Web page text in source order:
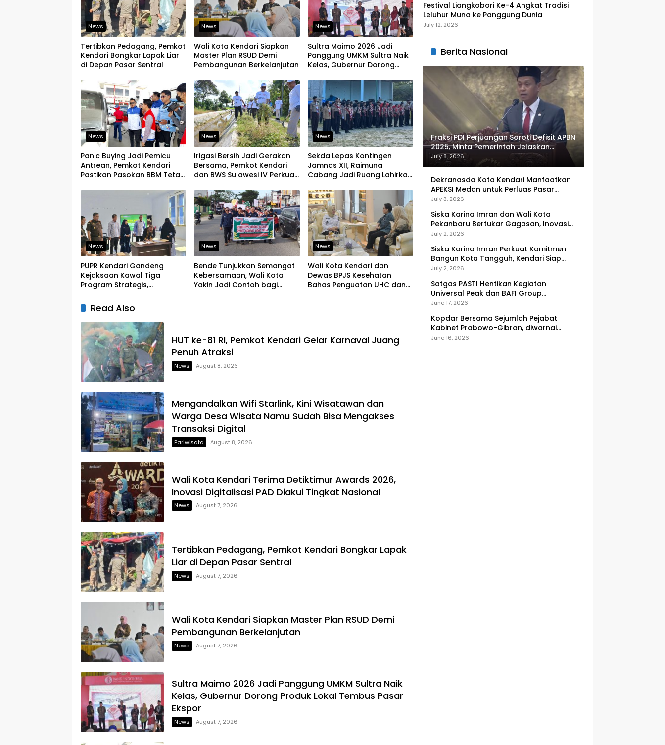
News
Tertibkan Pedagang, Pemkot
Kendari Bongkar Lapak Liar
di Depan Pasar Sentral
News
Wali Kota Kendari Siapkan
Master Plan RSUD Demi
Pembangunan Berkelanjutan
News
Sultra Maimo 2026 Jadi
Panggung UMKM Sultra Naik
Kelas, Gubernur Dorong
Ekspor
News
Panic Buying Jadi Pemicu
Antrean, Pemkot Kendari
Pastikan Pasokan BBM Tetap
News
Irigasi Bersih Jadi Gerakan
Bersama, Pemkot Kendari
dan BWS Sulawesi IV Perkuat
News
Sekda Lepas Kontingen
Jamnas XII, Raimuna
Cabang Jadi Ruang Lahirkan
Pemimpin
News
PUPR Kendari Gandeng
Kejaksaan Kawal Tiga
Program Strategis,
Infrastruktur Berintegritas
News
Bende Tunjukkan Semangat
Kebersamaan, Wali Kota
Yakin Jadi Contoh bagi
News
Wali Kota Kendari dan
Dewas BPJS Kesehatan
Bahas Penguatan UHC dan
Read Also
HUT ke-81 RI, Pemkot Kendari Gelar Karnaval Juang
Penuh Atraksi
News August 8, 2026
Mengandalkan Wifi Starlink, Kini Wisatawan dan
Warga Desa Wisata Namu Sudah Bisa Mengakses
Transaksi Digital
Pariwisata August 8, 2026
Wali Kota Kendari Terima Detiktimur Awards 2026,
Inovasi Digitalisasi PAD Diakui Tingkat Nasional
News August 7, 2026
Tertibkan Pedagang, Pemkot Kendari Bongkar Lapak
Liar di Depan Pasar Sentral
News August 7, 2026
Wali Kota Kendari Siapkan Master Plan RSUD Demi
Pembangunan Berkelanjutan
News August 7, 2026
Sultra Maimo 2026 Jadi Panggung UMKM Sultra Naik
Kelas, Gubernur Dorong Produk Lokal Tembus Pasar
Ekspor
News August 7, 2026
Festival Liangkobori Ke-4 Angkat Tradisi
Leluhur Muna ke Panggung Dunia
July 12, 2026
Berita Nasional
Fraksi PDI Perjuangan Soroti Defisit APBN
2025, Minta Pemerintah Jelaskan
Sejumlah Target yang Tak Tercapai
July 8, 2026
Dekranasda Kota Kendari Manfaatkan
APEKSI Medan untuk Perluas Pasar
UMKM, Tenun Lokal Jadi Primadona
July 3, 2026
Siska Karina Imran dan Wali Kota
Pekanbaru Bertukar Gagasan, Inovasi
Peningkatan PAD Jadi Fokus Diskusi
July 2, 2026
Siska Karina Imran Perkuat Komitmen
Bangun Kota Tangguh, Kendari Siap
Hadapi Tantangan Pangan dan
July 2, 2026
Satgas PASTI Hentikan Kegiatan
Universal Peak dan BAFI Group
Indonesia
June 17, 2026
Kopdar Bersama Sejumlah Pejabat
Kabinet Prabowo-Gibran, diwarnai
Kericuhan
June 16, 2026